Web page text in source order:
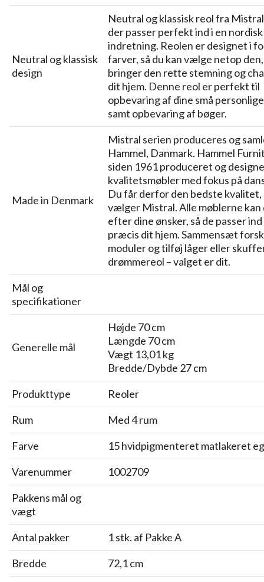
Neutral og klassisk
design
Neutral og klassisk reol fra
der passer perfekt ind i en
indretning. Reolen er designet i
farver, så du kan vælge netop
bringer den rette stemning og
dit hjem. Denne reol er perfekt til
opbevaring af dine små
samt opbevaring af bøger.
Made in Denmark
Mistral serien produceres og
Hammel, Danmark. Hammel
siden 1961 produceret og
kvalitetsmøbler med fokus på
Du får derfor den bedste kvalitet,
vælger Mistral. Alle møblerne kan
efter dine ønsker, så de passer ind
præcis dit hjem. Sammensæt
moduler og tilføj låger eller
drømmereol – valget er dit.
Mål og
specifikationer
Generelle mål
Højde 70 cm
Længde 70 cm
Vægt 13,01 kg
Bredde/Dybde 27 cm
Produkttype
Reoler
Rum
Med 4 rum
Farve
15 hvidpigmenteret matlakeret
Varenummer
1002709
Pakkens mål og
vægt
Antal pakker
1 stk. af Pakke A
Bredde
72,1 cm